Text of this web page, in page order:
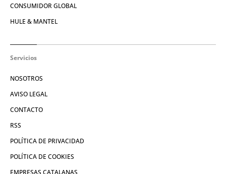
CONSUMIDOR GLOBAL
HULE & MANTEL
Servicios
NOSOTROS
AVISO LEGAL
CONTACTO
RSS
POLÍTICA DE PRIVACIDAD
POLÍTICA DE COOKIES
EMPRESAS CATALANAS